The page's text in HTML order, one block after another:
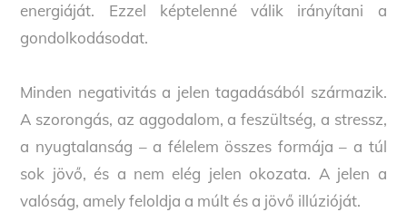
energiáját. Ezzel képtelenné válik irányítani a
gondolkodásodat.
Minden negativitás a jelen tagadásából származik.
A szorongás, az aggodalom, a feszültség, a stressz,
a nyugtalanság – a félelem összes formája – a túl
sok jövő, és a nem elég jelen okozata. A jelen a
valóság, amely feloldja a múlt és a jövő illúzióját.